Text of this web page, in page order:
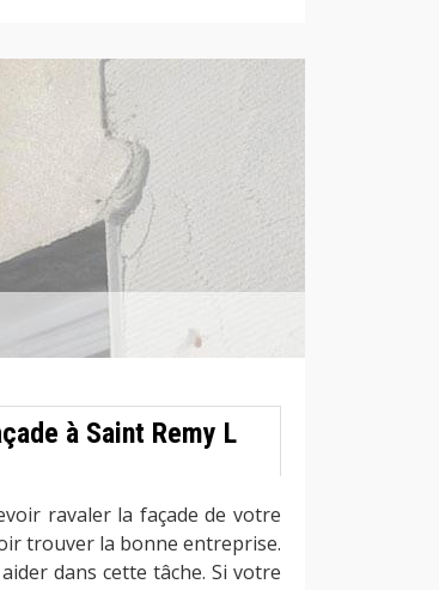
à Saint Remy L
ravaler la façade de votre
trouver la bonne entreprise.
dans cette tâche. Si votre